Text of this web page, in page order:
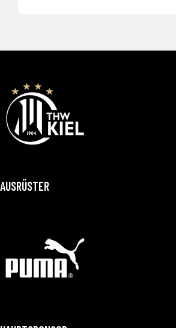
AUSRÜSTER